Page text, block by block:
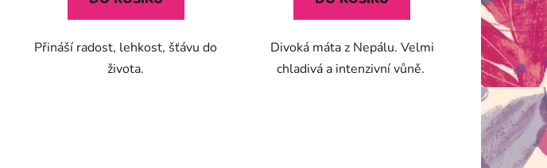
hvězdiček.
Přináší radost, lehkost, šťávu do
života.
Divoká máta z Nepálu. Velmi
chladivá a intenzivní vůně.